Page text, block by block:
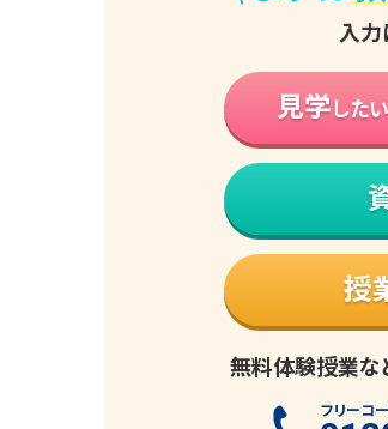
入力
見学したい
授
無料体験授業な
フリーコ